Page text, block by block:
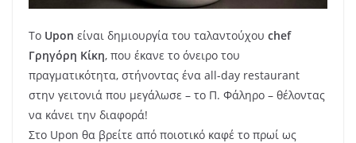
Το Upon είναι δημιουργία του ταλαντούχου chef
Γρηγόρη Κίκη, που έκανε το όνειρο του
πραγματικότητα, στήνοντας ένα all-day restaurant
στην γειτονιά που μεγάλωσε – το Π. Φάληρο – θέλοντας
να κάνει την διαφορά!
Στο Upon θα βρείτε από ποιοτικό καφέ το πρωί ως